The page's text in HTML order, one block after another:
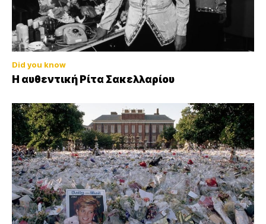
Did you know
Η αυθεντική Ρίτα Σακελλαρίου